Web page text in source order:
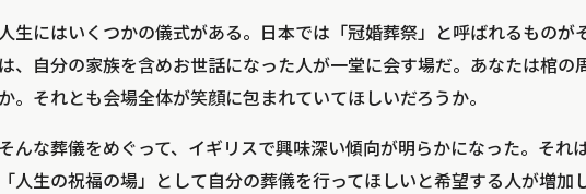
人生にはいくつかの儀式がある。日本では「冠婚葬祭」と呼ばれるものが
は、自分の家族を含めお世話になった人が一堂に会す場だ。あなたは棺の
か。それとも会場全体が笑顔に包まれていてほしいだろうか。
そんな葬儀をめぐって、イギリスで興味深い傾向が明らかになった。それ
「人生の祝福の場」として自分の葬儀を行ってほしいと希望する人が増加